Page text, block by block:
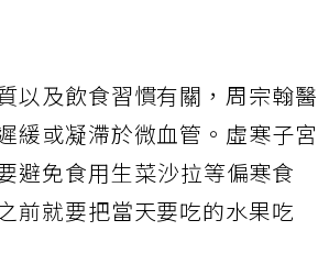
以及飲食習慣有關，周宗翰醫
緩或凝滯於微血管。虛寒子宮
避免食用生菜沙拉等偏寒食
前就要把當天要吃的水果吃